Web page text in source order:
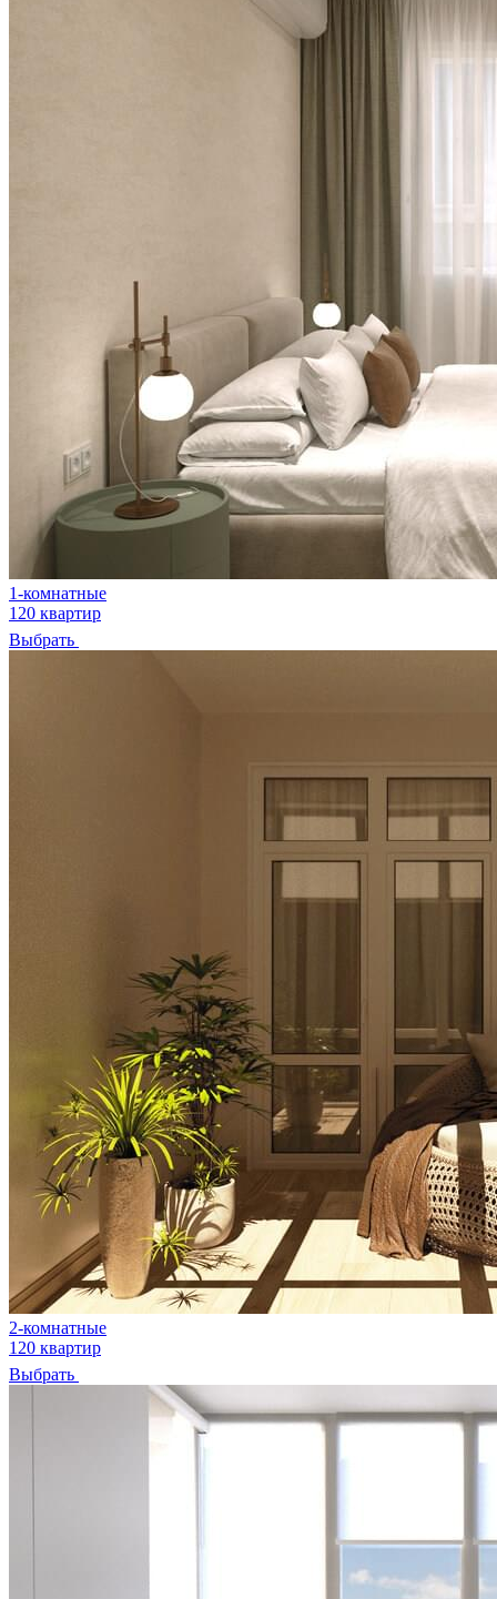
1-комнатные
120 квартир
Выбрать
2-комнатные
120 квартир
Выбрать